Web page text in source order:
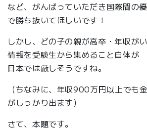
など、がんばっていただき国際間の
で勝ち抜いてほしいです！
しかし、どの子の親が高卒・年収が
情報を受験生から集めること自体が
日本では厳しそうですね。
（ちなみに、年収900万円以上でも
がしっかり出ます）
さて、本題です。